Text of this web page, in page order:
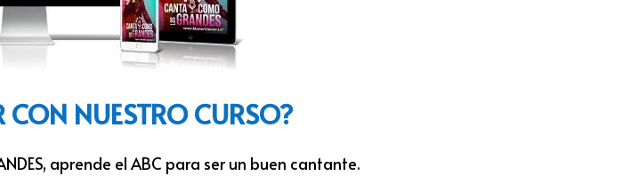
NUESTRO CURSO?
aprende el ABC para ser un buen cantante.